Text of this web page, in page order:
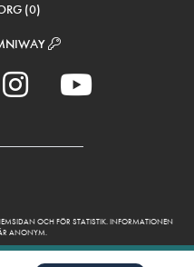
(0)
OCH FÖR STATISTIK. INFORMATIONEN
ANONYM.